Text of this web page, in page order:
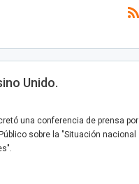
Unido.
una conferencia de prensa por
sobre la "Situación nacional